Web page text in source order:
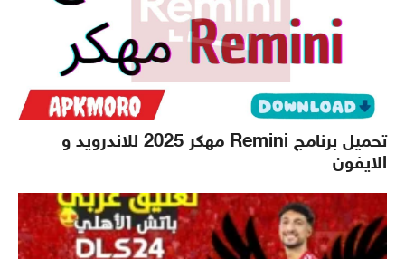
تحميل برنامج Remini مهكر 2025 للاندرويد و
الايفون